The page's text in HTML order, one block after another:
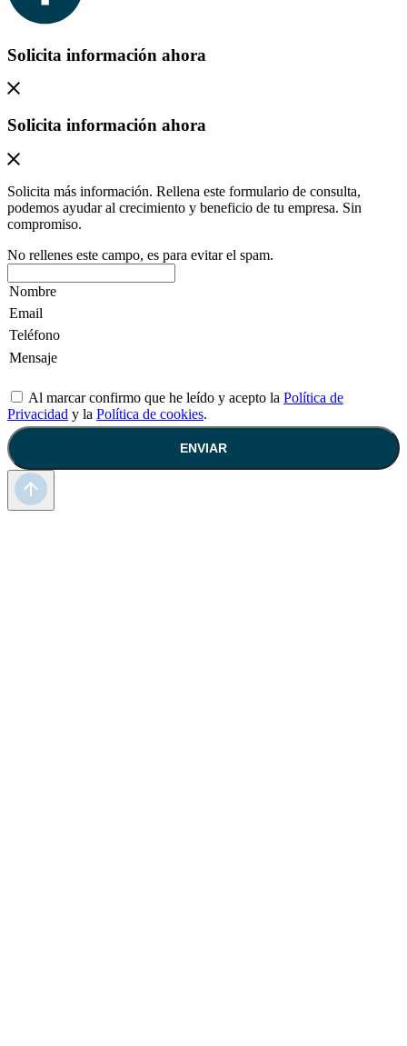
Solicita información ahora
Solicita información ahora
Solicita más información. Rellena este formulario de consulta,
podemos ayudar al crecimiento y beneficio de tu empresa. Sin
compromiso.
No rellenes este campo, es para evitar el spam.
Al marcar confirmo que he leído y acepto la Política de
Privacidad y la Política de cookies.
ENVIAR